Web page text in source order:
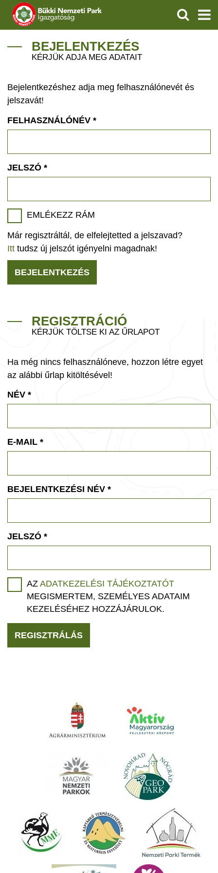
IGAZGATÓSÁG
VÍZVÉDELEM
ÖKOTURIZMUS
GEOPARKOK
KERESÉS
BEJELENTKEZÉS
KÉRJÜK ADJA MEG ADATAIT
Bejelentkezéshez adja meg felhasználónevét és
jelszavát!
FELHASZNÁLÓNÉV *
JELSZÓ *
EMLÉKEZZ RÁM
Már regisztráltál, de elfelejtetted a jelszavad?
Itt tudsz új jelszót igényelni magadnak!
BEJELENTKEZÉS
REGISZTRÁCIÓ
KÉRJÜK TÖLTSE KI AZ ŰRLAPOT
Ha még nincs felhasználóneve, hozzon létre egyet
az alábbi űrlap kitöltésével!
NÉV *
E-MAIL *
BEJELENTKEZÉSI NÉV *
JELSZÓ *
AZ ADATKEZELÉSI TÁJÉKOZTATÓT
MEGISMERTEM, SZEMÉLYES ADATAIM
KEZELÉSÉHEZ HOZZÁJÁRULOK.
REGISZTRÁLÁS